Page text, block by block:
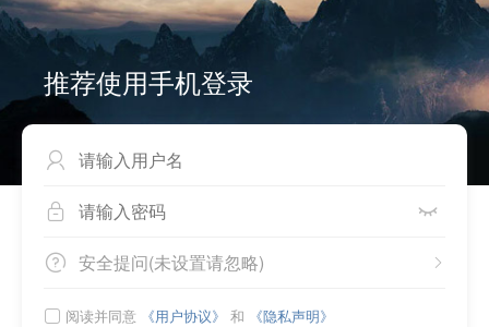
推荐使用手机登录

 
 
安全提问(未设置请忽略)
 阅读并同意 《用户协议》 和 《隐私声明》